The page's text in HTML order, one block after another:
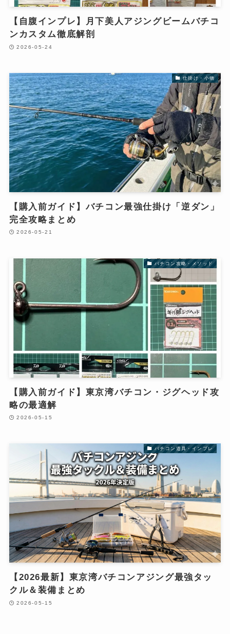
【自腹インプレ】月下美人アジングビームバチコ
ンカスタム徹底解剖
2026-05-24
仕掛け・小物
【購入前ガイド】バチコン最強仕掛け「逆ダン」
完全攻略まとめ
2026-05-21
バチコン攻略・メソッド
【購入前ガイド】東京湾バチコン・ジグヘッド攻
略の最適解
2026-05-15
バチコン道具・インプレ
【2026最新】東京湾バチコンアジング最強タッ
クル＆装備まとめ
2026-05-15